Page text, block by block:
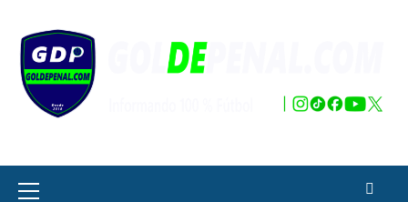
contenido
principal